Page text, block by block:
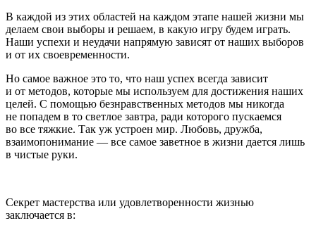
В каждой из этих областей на каждом этапе нашей жизни мы
делаем свои выборы и решаем, в какую игру будем играть.
Наши успехи и неудачи напрямую зависят от наших выборов
и от их своевременности.
Но самое важное это то, что наш успех всегда зависит
и от методов, которые мы используем для достижения наших
целей. С помощью безнравственных методов мы никогда
не попадем в то светлое завтра, ради которого пускаемся
во все тяжкие. Так уж устроен мир. Любовь, дружба,
взаимопонимание — все самое заветное в жизни дается лишь
в чистые руки.
Секрет мастерства или удовлетворенности жизнью
заключается в: